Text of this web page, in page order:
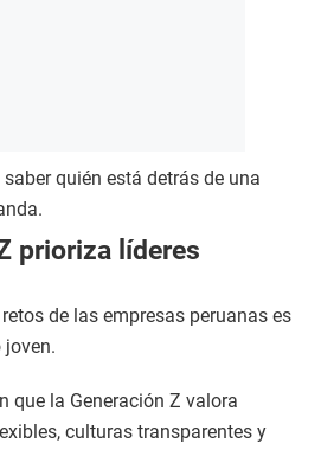
quién está detrás de una
prioriza líderes
de las empresas peruanas es
joven.
que la Generación Z valora
culturas transparentes y